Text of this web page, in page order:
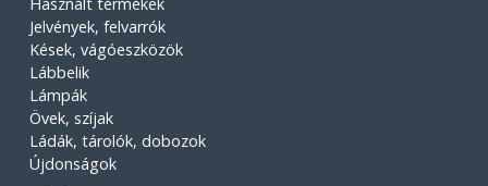
Jelvények, felvarrók
Kések, vágóeszközök
Lábbelik
Lámpák
Övek, szíjak
Ládák, tárolók, dobozok
Újdonságok